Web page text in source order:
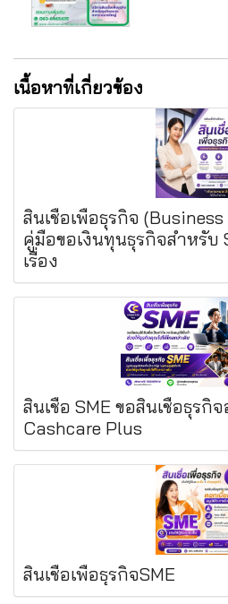
เนื้อหาที่เกี่ยวข้อง
สินเชื่อเพื่อธุรกิจ
คู่มือขอเงินทุนธุรกิจสำหรับ
เรื่อง
สินเชื่อ SME ขอสินเชื่อธุรกิจ
Cashcare Plus
สินเชื่อเพื่อธุรกิจSME